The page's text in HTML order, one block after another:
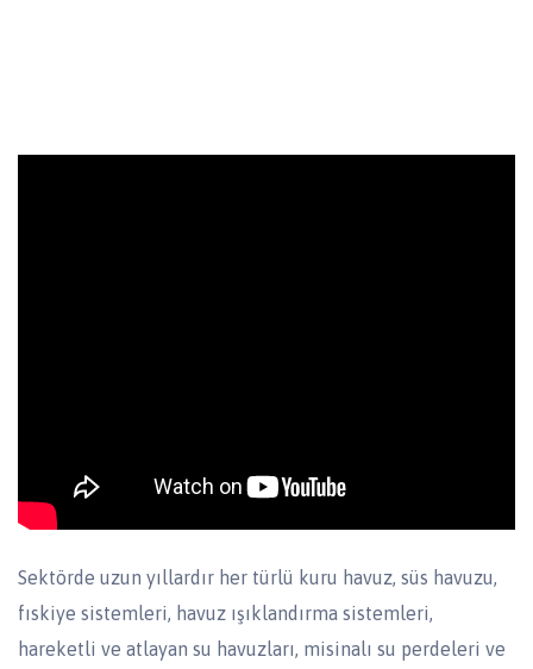
Sektörde uzun yıllardır her türlü kuru havuz, süs havuzu,
fıskiye sistemleri, havuz ışıklandırma sistemleri,
hareketli ve atlayan su havuzları, misinalı su perdeleri ve